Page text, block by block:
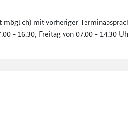
möglich) mit vorheriger
- 16.30, Freitag von 07.00 - 14.30